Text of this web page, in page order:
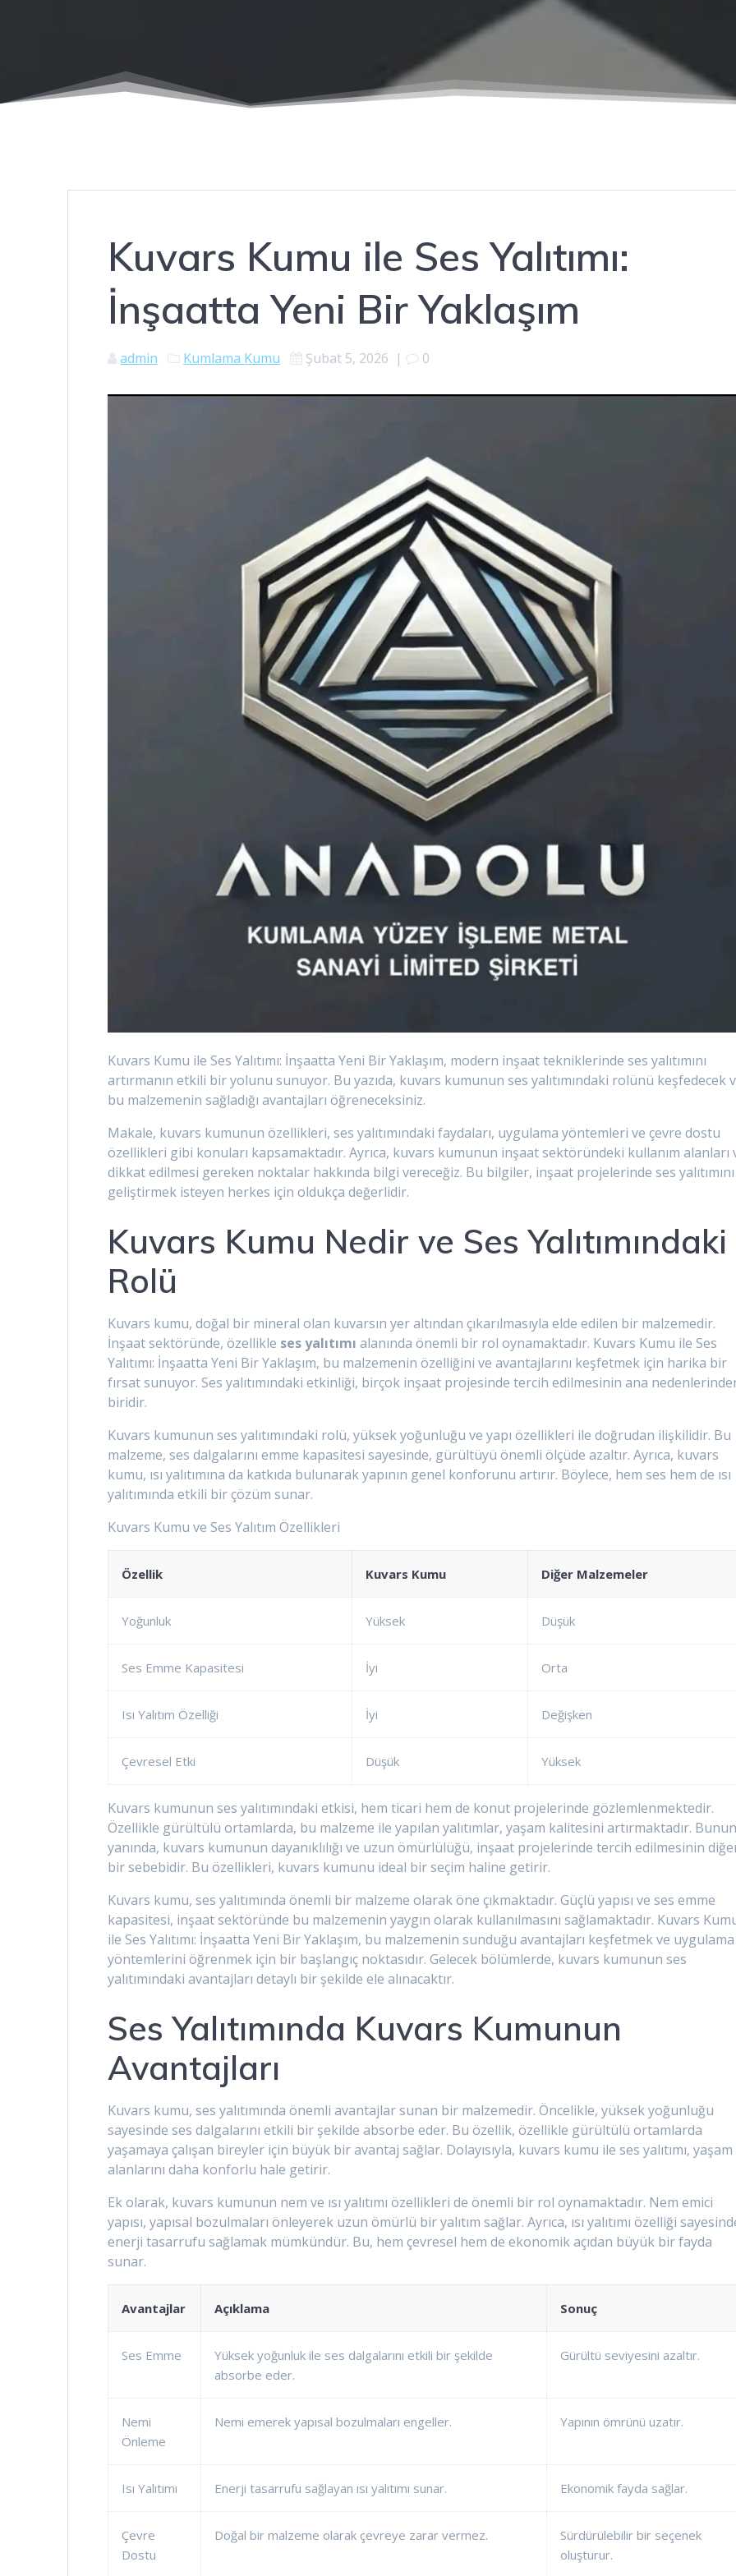
Kuvars Kumu ile Ses Yalıtımı:
İnşaatta Yeni Bir Yaklaşım
admin Kumlama Kumu Şubat 5, 2026 | 0
Kuvars Kumu ile Ses Yalıtımı: İnşaatta Yeni Bir Yaklaşım, modern inşaat tekniklerinde ses yalıtımını
artırmanın etkili bir yolunu sunuyor. Bu yazıda, kuvars kumunun ses yalıtımındaki rolünü keşfedecek
bu malzemenin sağladığı avantajları öğreneceksiniz.
Makale, kuvars kumunun özellikleri, ses yalıtımındaki faydaları, uygulama yöntemleri ve çevre dostu
özellikleri gibi konuları kapsamaktadır. Ayrıca, kuvars kumunun inşaat sektöründeki kullanım alanları
dikkat edilmesi gereken noktalar hakkında bilgi vereceğiz. Bu bilgiler, inşaat projelerinde ses yalıtımını
geliştirmek isteyen herkes için oldukça değerlidir.
Kuvars Kumu Nedir ve Ses Yalıtımındaki
Rolü
Kuvars kumu, doğal bir mineral olan kuvarsın yer altından çıkarılmasıyla elde edilen bir malzemedir.
İnşaat sektöründe, özellikle ses yalıtımı alanında önemli bir rol oynamaktadır. Kuvars Kumu ile Ses
Yalıtımı: İnşaatta Yeni Bir Yaklaşım, bu malzemenin özelliğini ve avantajlarını keşfetmek için harika bir
fırsat sunuyor. Ses yalıtımındaki etkinliği, birçok inşaat projesinde tercih edilmesinin ana
biridir.
Kuvars kumunun ses yalıtımındaki rolü, yüksek yoğunluğu ve yapı özellikleri ile doğrudan ilişkilidir. Bu
malzeme, ses dalgalarını emme kapasitesi sayesinde, gürültüyü önemli ölçüde azaltır. Ayrıca, kuvars
kumu, ısı yalıtımına da katkıda bulunarak yapının genel konforunu artırır. Böylece, hem ses hem de ısı
yalıtımında etkili bir çözüm sunar.
Kuvars Kumu ve Ses Yalıtım Özellikleri
Özellik Kuvars Kumu Diğer Malzemeler
Yoğunluk Yüksek Düşük
Ses Emme Kapasitesi İyi Orta
Isı Yalıtım Özelliği İyi Değişken
Çevresel Etki Düşük Yüksek
Kuvars kumunun ses yalıtımındaki etkisi, hem ticari hem de konut projelerinde gözlemlenmektedir.
Özellikle gürültülü ortamlarda, bu malzeme ile yapılan yalıtımlar, yaşam kalitesini artırmaktadır.
yanında, kuvars kumunun dayanıklılığı ve uzun ömürlülüğü, inşaat projelerinde tercih edilmesinin
bir sebebidir. Bu özellikleri, kuvars kumunu ideal bir seçim haline getirir.
Kuvars kumu, ses yalıtımında önemli bir malzeme olarak öne çıkmaktadır. Güçlü yapısı ve ses emme
kapasitesi, inşaat sektöründe bu malzemenin yaygın olarak kullanılmasını sağlamaktadır. Kuvars
ile Ses Yalıtımı: İnşaatta Yeni Bir Yaklaşım, bu malzemenin sunduğu avantajları keşfetmek ve uygulama
yöntemlerini öğrenmek için bir başlangıç noktasıdır. Gelecek bölümlerde, kuvars kumunun ses
yalıtımındaki avantajları detaylı bir şekilde ele alınacaktır.
Ses Yalıtımında Kuvars Kumunun
Avantajları
Kuvars kumu, ses yalıtımında önemli avantajlar sunan bir malzemedir. Öncelikle, yüksek yoğunluğu
sayesinde ses dalgalarını etkili bir şekilde absorbe eder. Bu özellik, özellikle gürültülü ortamlarda
yaşamaya çalışan bireyler için büyük bir avantaj sağlar. Dolayısıyla, kuvars kumu ile ses yalıtımı, yaşam
alanlarını daha konforlu hale getirir.
Ek olarak, kuvars kumunun nem ve ısı yalıtımı özellikleri de önemli bir rol oynamaktadır. Nem emici
yapısı, yapısal bozulmaları önleyerek uzun ömürlü bir yalıtım sağlar. Ayrıca, ısı yalıtımı özelliği
enerji tasarrufu sağlamak mümkündür. Bu, hem çevresel hem de ekonomik açıdan büyük bir fayda
sunar.
Avantajlar Açıklama Sonuç
Ses Emme
Yüksek yoğunluk ile ses dalgalarını etkili bir şekilde
absorbe eder.
Gürültü seviyesini azaltır.
Nemi
Önleme
Nemi emerek yapısal bozulmaları engeller. Yapının ömrünü uzatır.
Isı Yalıtımı Enerji tasarrufu sağlayan ısı yalıtımı sunar. Ekonomik fayda sağlar.
Çevre
Dostu
Doğal bir malzeme olarak çevreye zarar vermez.
Sürdürülebilir bir seçenek
oluşturur.